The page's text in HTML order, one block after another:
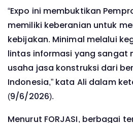
“Expo ini membuktikan
memiliki keberanian untuk
kebijakan. Minimal melalui
lintas informasi yang sangat
usaha jasa konstruksi dari
Indonesia,” kata Ali dalam
(9/6/2026).
Menurut FORJASI, berbagai